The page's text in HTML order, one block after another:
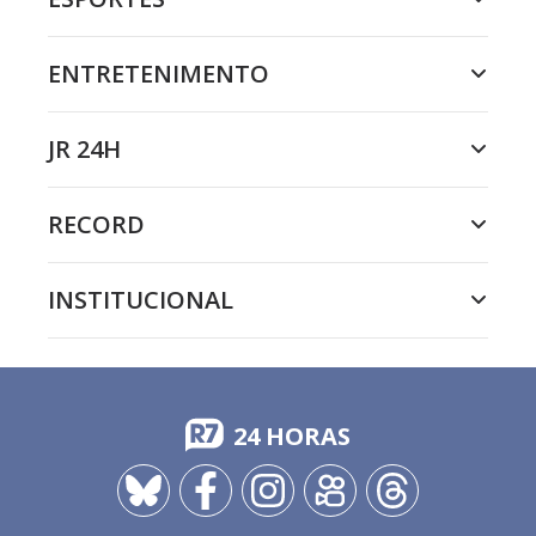
ENTRETENIMENTO
JR 24H
RECORD
INSTITUCIONAL
24 HORAS